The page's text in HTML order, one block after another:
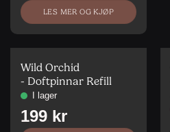
LES MER OG KJØP
Wild Orchid
- Doftpinnar Refill